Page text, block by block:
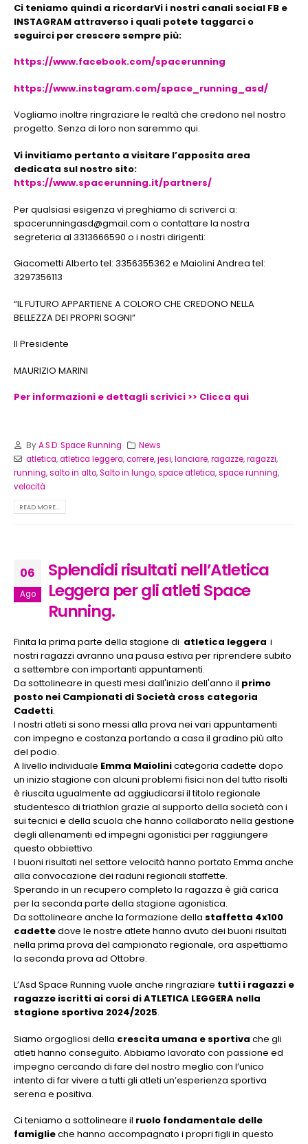
Ci teniamo quindi a ricordarVi i nostri canali social FB e
INSTAGRAM attraverso i quali potete taggarci o
seguirci per crescere sempre più:
https://www.facebook.com/spacerunning
https://www.instagram.com/space_running_asd/
Vogliamo inoltre ringraziare le realtà che credono nel nostro
progetto. Senza di loro non saremmo qui.
Vi invitiamo pertanto a visitare l’apposita area
dedicata sul nostro sito:
https://www.spacerunning.it/partners/
Per qualsiasi esigenza vi preghiamo di scriverci a:
spacerunningasd@gmail.com o contattare la nostra
segreteria al 3313666590 o i nostri dirigenti:
Giacometti Alberto tel: 3356355362 e Maiolini Andrea tel:
3297356113
“IL FUTURO APPARTIENE A COLORO CHE CREDONO NELLA
BELLEZZA DEI PROPRI SOGNI”
Il Presidente
MAURIZIO MARINI
Per informazioni e dettagli scrivici >> Clicca qui
ByA.S.D. Space Running
News
atletica,atletica leggera,correre,jesi,lanciare,ragazze,ragazzi,
running,salto in alto,Salto in lungo,space atletica,space running,
velocità
READ MORE...
06
Ago
Splendidi risultati nell’Atletica
Leggera per gli atleti Space
Running.
Finita la prima parte della stagione di atletica leggera i
nostri ragazzi avranno una pausa estiva per riprendere subito
a settembre con importanti appuntamenti.
Da sottolineare in questi mesi dall'inizio dell'anno il primo
posto nei Campionati di Società cross categoria
Cadetti.
I nostri atleti si sono messi alla prova nei vari appuntamenti
con impegno e costanza portando a casa il gradino più alto
del podio.
A livello individuale Emma Maiolinicategoria cadette dopo
un inizio stagione con alcuni problemi fisici non del tutto risolti
è riuscita ugualmente ad aggiudicarsi il titolo regionale
studentesco di triathlon grazie al supporto della società con i
sui tecnici e della scuola che hanno collaborato nella gestione
degli allenamenti ed impegni agonistici per raggiungere
questo obbiettivo.
I buoni risultati nel settore velocità hanno portato Emma anche
alla convocazione dei raduni regionali staffette.
Sperando in un recupero completo la ragazza è già carica
per la seconda parte della stagione agonistica.
Da sottolineare anche la formazione della staffetta 4x100
cadettedove le nostre atlete hanno avuto dei buoni risultati
nella prima prova del campionato regionale, ora aspettiamo
la seconda prova ad Ottobre.
L’Asd Space Running vuole anche ringraziare tutti i ragazzi e
ragazze iscritti ai corsi di ATLETICA LEGGERA nella
stagione sportiva 2024/2025.
Siamo orgogliosi della crescita umana e sportiva che gli
atleti hanno conseguito. Abbiamo lavorato con passione ed
impegno cercando di fare del nostro meglio con l’unico
intento di far vivere a tutti gli atleti un’esperienza sportiva
serena e positiva.
Ci teniamo a sottolineare il ruolo fondamentale delle
famiglieche hanno accompagnato i propri figli in questo